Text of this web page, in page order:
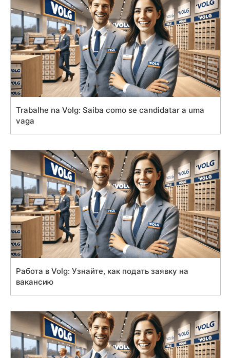
Trabalhe na Volg: Saiba como se candidatar a uma
vaga
Работа в Volg: Узнайте, как подать заявку на
вакансию